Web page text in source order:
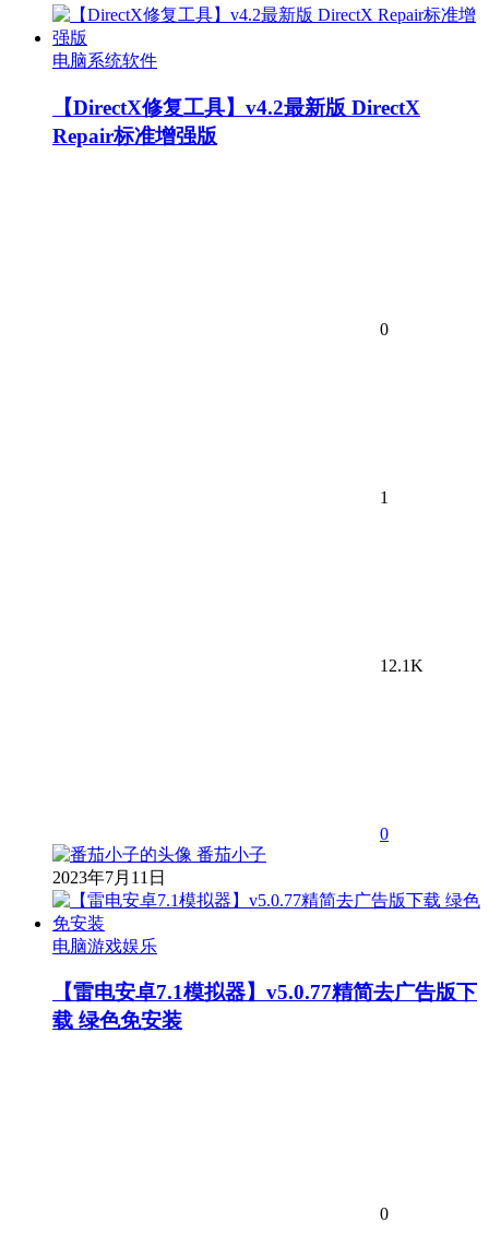
电脑系统软件
【DirectX修复工具】v4.2最新版 DirectX
Repair标准增强版
0
1
12.1K
0
番茄小子
2023年7月11日
电脑游戏娱乐
【雷电安卓7.1模拟器】v5.0.77精简去广告版下
载 绿色免安装
0